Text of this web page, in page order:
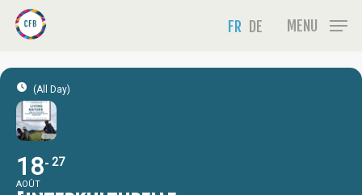
content
FR DE MENU
(All Day)
18
AOÛT
27